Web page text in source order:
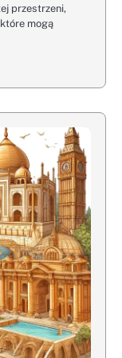
przestrzeni,
które mogą